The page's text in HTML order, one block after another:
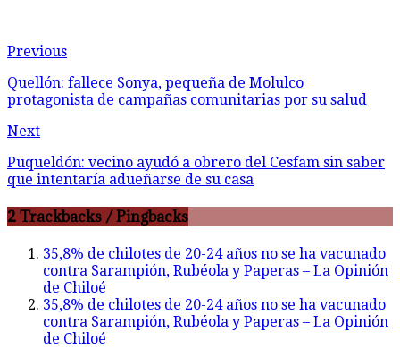
Previous
Quellón: fallece Sonya, pequeña de Molulco
protagonista de campañas comunitarias por su salud
Next
Puqueldón: vecino ayudó a obrero del Cesfam sin saber
que intentaría adueñarse de su casa
2 Trackbacks / Pingbacks
35,8% de chilotes de 20-24 años no se ha vacunado
contra Sarampión, Rubéola y Paperas – La Opinión
de Chiloé
35,8% de chilotes de 20-24 años no se ha vacunado
contra Sarampión, Rubéola y Paperas – La Opinión
de Chiloé